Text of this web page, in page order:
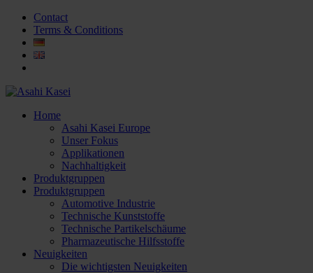
Contact
Terms & Conditions
Home
Asahi Kasei Europe
Unser Fokus
Applikationen
Nachhaltigkeit
Produktgruppen
Produktgruppen
Automotive Industrie
Technische Kunststoffe
Technische Partikelschäume
Pharmazeutische Hilfsstoffe
Neuigkeiten
Die wichtigsten Neuigkeiten